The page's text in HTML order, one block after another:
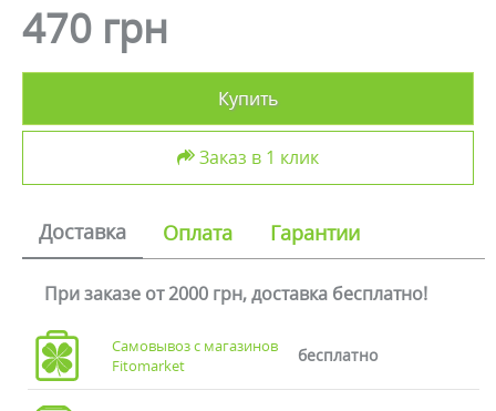
470 грн
Купить
Заказ в 1 клик
Доставка Оплата Гарантии
При заказе от 2000 грн, доставка бесплатно!
Самовывоз с магазинов
Fitomarket
бесплатно